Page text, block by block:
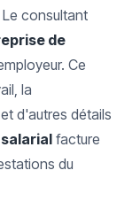
consultant
de
Ce
la
d'autres détails
facture
du